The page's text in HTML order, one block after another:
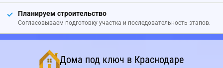
Планируем строительство
Согласовываем подготовку участка и последовательность этапов.
Дома под ключ в Краснодаре